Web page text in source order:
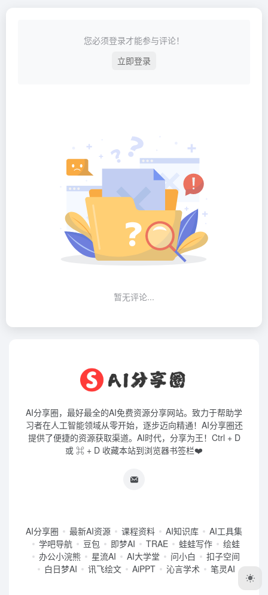
您必须登录才能参与评论！
立即登录
暂无评论...
AI分享圈，最好最全的AI免费资源分享网站。致力于帮助学
习者在人工智能领域从零开始，逐步迈向精通！AI分享圈还
提供了便捷的资源获取渠道。AI时代，分享为王！Ctrl + D
或 ⌘ + D 收藏本站到浏览器书签栏❤️
AI分享圈 最新AI资源 课程资料 AI知识库
AI工具集
学吧导航
豆包 即梦AI TRAE 蛙蛙写作
绘蛙
办公小浣熊
星流AI AI大学堂 问小白
扣子空间
白日梦AI
讯飞绘文 AiPPT 沁言学术 笔灵AI